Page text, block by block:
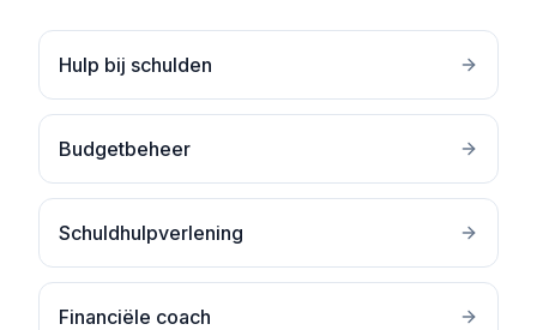
Hulp bij schulden
Budgetbeheer
Schuldhulpverlening
Financiële coach